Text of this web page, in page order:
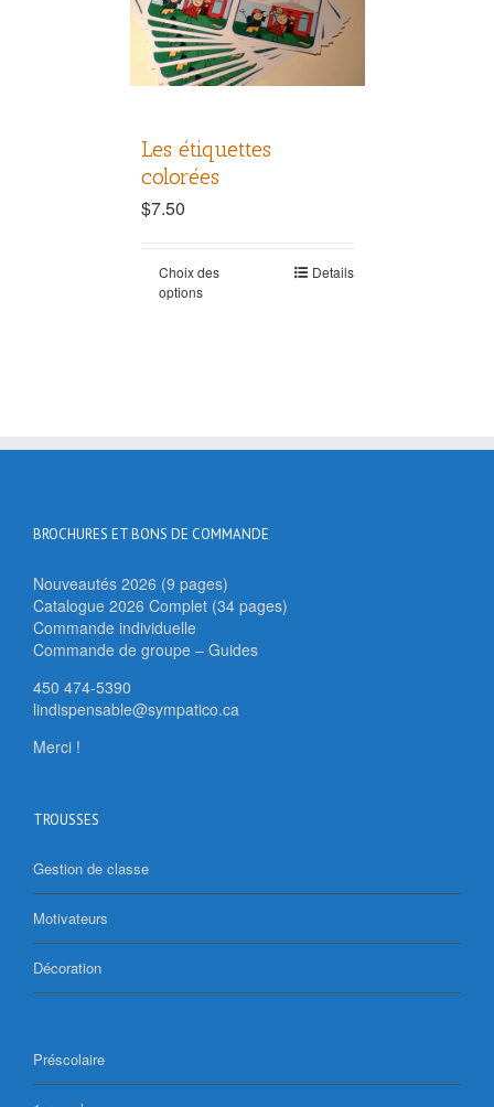
Les étiquettes
colorées
$7.50
Choix des
options
Details
BROCHURES ET BONS DE COMMANDE
Nouveautés 2026 (9 pages)
Catalogue 2026 Complet (34 pages)
Commande individuelle
Commande de groupe – Guides
450 474-5390
lindispensable@sympatico.ca
Merci !
TROUSSES
Gestion de classe
Motivateurs
Décoration
Préscolaire